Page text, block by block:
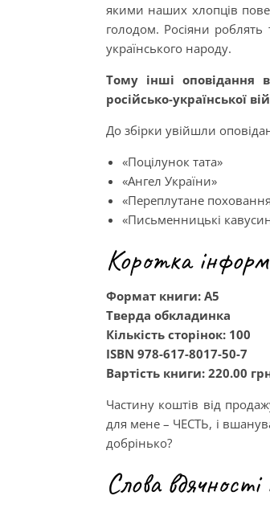
якими наших хлопців
голодом. Росіяни
українського народу.
Тому інші оповідання
російсько-української
До збірки увійшли
«Поцілунок тата»
«Ангел України»
«Переплутане
«Письменницькі
Коротка
Формат книги: А5
Тверда обкладинка
Кількість сторінок: 100
ISBN 978-617-8017-50-7
Вартість книги: 220.00
Частину коштів від
для мене – ЧЕСТЬ, і
добрінько?
Слова вдячності